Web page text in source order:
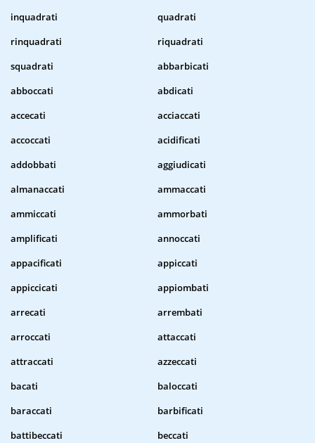
inquadrati
quadrati
rinquadrati
riquadrati
squadrati
abbarbicati
abboccati
abdicati
accecati
acciaccati
accoccati
acidificati
addobbati
aggiudicati
almanaccati
ammaccati
ammiccati
ammorbati
amplificati
annoccati
appacificati
appiccati
appiccicati
appiombati
arrecati
arrembati
arroccati
attaccati
attraccati
azzeccati
bacati
baloccati
baraccati
barbificati
battibeccati
beccati